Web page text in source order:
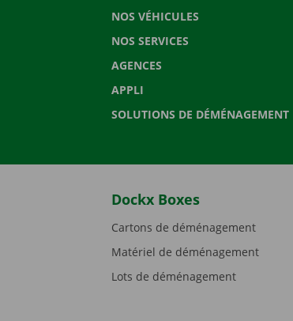
NOS VÉHICULES
NOS SERVICES
AGENCES
APPLI
SOLUTIONS DE DÉMÉNAGEMENT
Dockx Boxes
Cartons de déménagement
Matériel de déménagement
Lots de déménagement